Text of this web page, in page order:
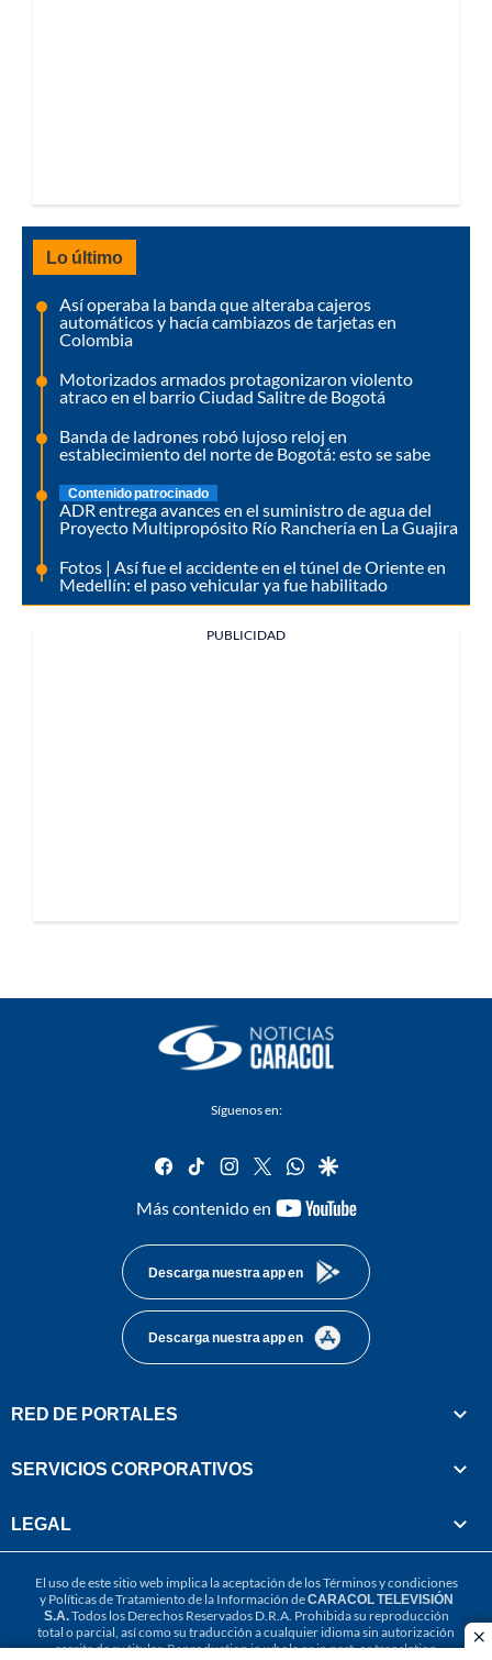
Lo último
Así operaba la banda que alteraba cajeros
automáticos y hacía cambiazos de tarjetas en
Colombia
Motorizados armados protagonizaron violento
atraco en el barrio Ciudad Salitre de Bogotá
Banda de ladrones robó lujoso reloj en
establecimiento del norte de Bogotá: esto se sabe
Contenido patrocinado
ADR entrega avances en el suministro de agua del
Proyecto Multipropósito Río Ranchería en La Guajira
Fotos | Así fue el accidente en el túnel de Oriente en
Medellín: el paso vehicular ya fue habilitado
PUBLICIDAD
Síguenos en:
facebook
tiktok instagram
twitterwhatsapp
google
Más contenido en
youtube-
Descarga nuestra app en
Descarga nuestra app en
RED DE PORTALES
SERVICIOS CORPORATIVOS
LEGAL
El uso de este sitio web implica la aceptación de losTérminos y condiciones
y Políticas de Tratamiento de la Información deCARACOL TELEVISIÓN
S.A.Todos los Derechos Reservados D.R.A. Prohibida su reproducción
total o parcial, así como su traducción a cualquier idioma sin autorización
escrita de su titular. Reproduction in whole or in part, or translation